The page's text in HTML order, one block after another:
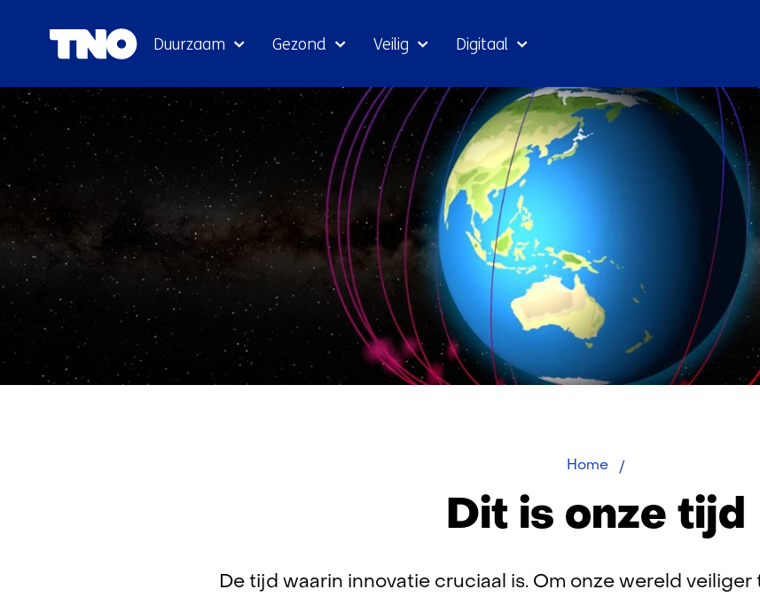
Duurzaam Gezond Veilig Digitaal
Home
Dit
onze
Dit is onze tijd
De tijd waarin innovatie cruciaal is. Om onze wereld veiliger